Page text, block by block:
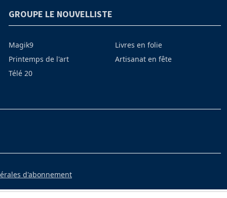
GROUPE LE NOUVELLISTE
Magik9
Printemps de l'art
Télé 20
Livres en folie
Artisanat en fête
d'abonnement